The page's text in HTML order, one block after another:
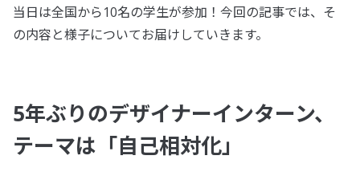
当日は全国から10名の学生が参加！今回の記事では、そ
の内容と様子についてお届けしていきます。
5年ぶりのデザイナーインターン、
テーマは「自己相対化」